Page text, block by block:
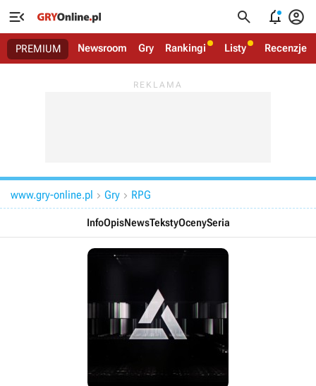
   
PREMIUM Newsroom Gry Rankingi Listy Recenzje
www.gry-online.pl  Gry  RPG
InfoOpisNewsTekstyOcenySeria